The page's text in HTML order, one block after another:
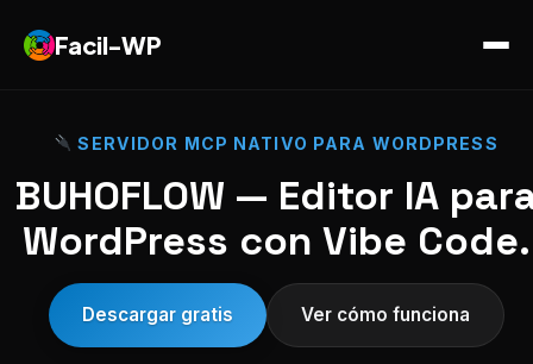
Facil-WP
SERVIDOR MCP NATIVO PARA WORDPRESS
BUHOFLOW — Editor IA
WordPress con Vibe Code.
Descargar gratis Ver cómo funciona